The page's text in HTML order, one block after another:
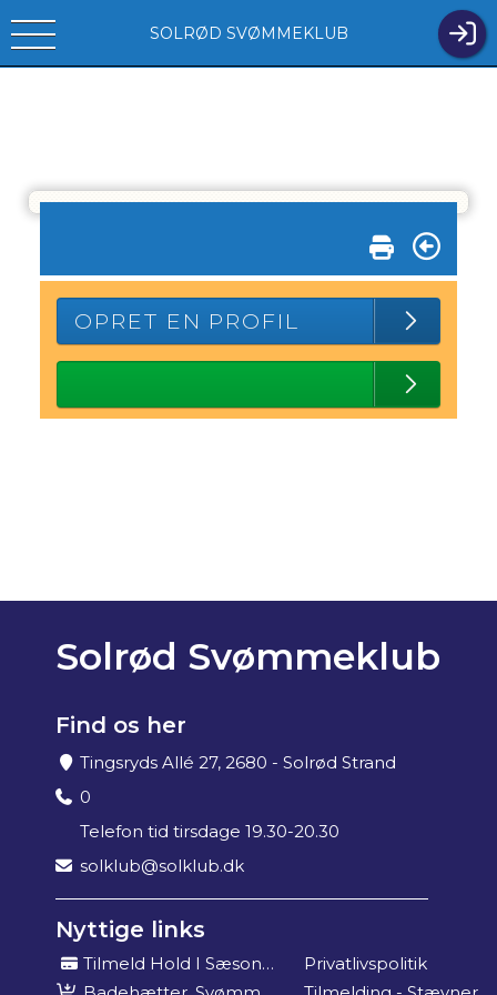
SOLRØD SVØMMEKLUB
OPRET EN PROFIL
Solrød Svømmeklub
Find os her
Tingsryds Allé 27, 2680 - Solrød Strand
0
Telefon tid tirsdage 19.30-20.30
solklub@solklub.dk
Nyttige links
Tilmeld Hold I Sæson 2025/26
Privatlivspolitik